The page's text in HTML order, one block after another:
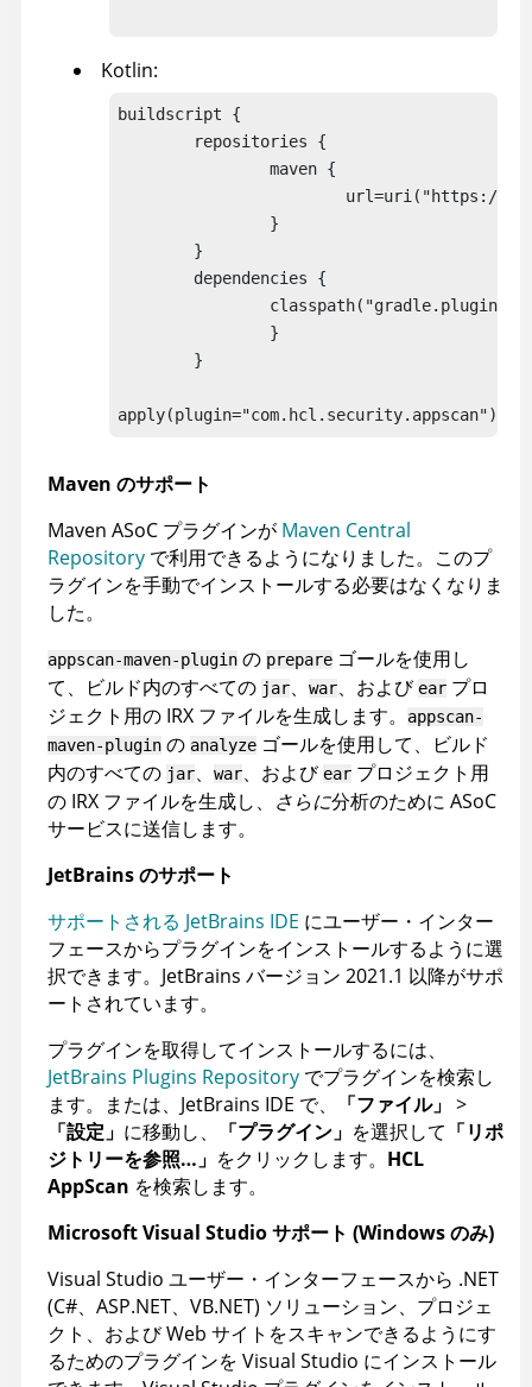
Kotlin:
buildscript {
Maven のサポート
Maven ASoC プラグインが Maven Central
Repository で利用できるようになりました。このプ
ラグインを手動でインストールする必要はなくなりま
した。
appscan-maven-plugin の prepare ゴールを使用し
て、ビルド内のすべての jar、 war、および ear プロ
ジェクト用の IRX ファイルを生成します。
appscan-
maven-plugin の analyze ゴールを使用して、ビルド
内のすべての jar、 war、および ear プロジェクト用
の IRX ファイルを生成し、 さらに分析のために ASoC
サービスに送信します。
JetBrains のサポート
サポートされる JetBrains IDE にユーザー・インター
フェースからプラグインをインストールするように選
択できます。JetBrains バージョン 2021.1 以降がサポ
ートされています。
プラグインを取得してインストールするには、
JetBrains Plugins Repository でプラグインを検索し
ます。または、JetBrains IDE で、
「ファイル」 >
「設定」 に移動し、 「プラグイン」 を選択して 「リポ
ジトリーを参照…」 をクリックします。 HCL
AppScan を検索します。
Microsoft Visual Studio サポート (Windows のみ)
Visual Studio ユーザー・インターフェースから .NET
(C#、ASP.NET、VB.NET) ソリューション、プロジェ
クト、および Web サイトをスキャンできるようにす
るためのプラグインを Visual Studio にインストール